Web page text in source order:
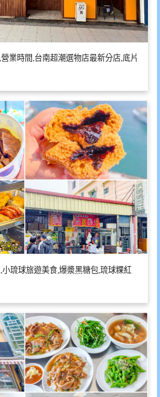
業時間,台南超潮選物店最新分店,底片
琉球旅遊美食,爆漿黑糖包,琉球粿紅